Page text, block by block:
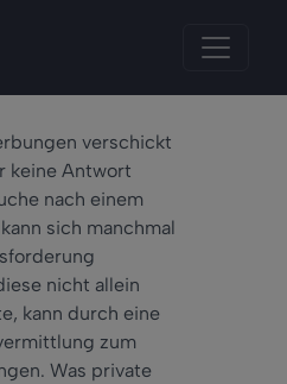
verschickt
keine Antwort
nach einem
sich manchmal
nicht allein
kann durch eine
zum
Was private